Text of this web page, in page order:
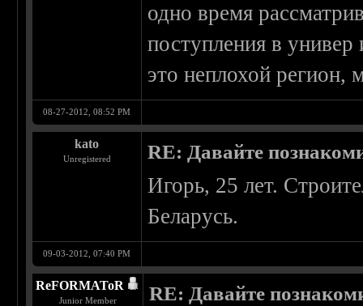
одно время
поступления в
это неплохой регион,
08-27-2012, 08:52 PM
kato
Unregistered RE: Давайте
Игорь, 25 лет.
Беларусь.
09-03-2012, 07:40 PM
ReFORMAToR
Junior Member RE: Давайте